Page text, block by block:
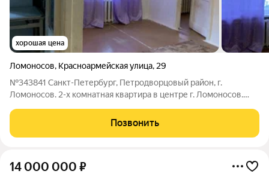
хорошая цена
Ломоносов, Красноармейская улица, 29
№343841 Санкт-Петербург, Петродворцовый район, г.
Ломоносов. 2-х комнатная квартира в центре г. Ломоносов.
окном. Все три окна выходят во двор, оборудованный зеленой
зоной отдыха и детской
Позвонить
14 000 000 ₽